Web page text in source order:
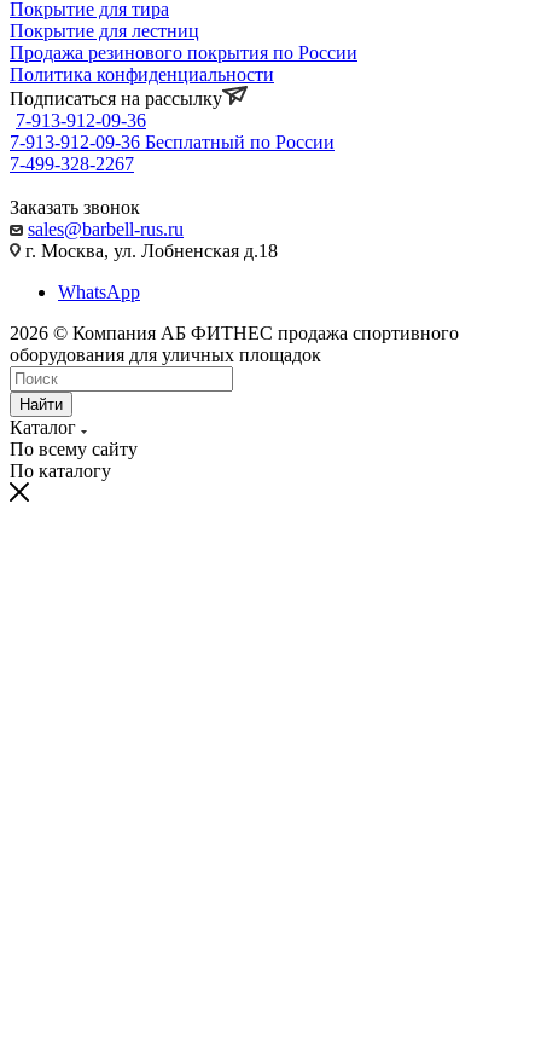
Покрытие для тира
Покрытие для лестниц
Продажа резинового покрытия по России
Политика конфиденциальности
Подписаться на рассылку
7-913-912-09-36
7-913-912-09-36 Бесплатный по России
7-499-328-2267
Заказать звонок
sales@barbell-rus.ru
г. Москва, ул. Лобненская д.18
WhatsApp
2026 © Компания АБ ФИТНЕС продажа спортивного
оборудования для уличных площадок
Найти
Каталог
По всему сайту
По каталогу